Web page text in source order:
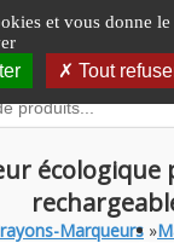
cookies
et vous donne
Tout
écologique
Marqueurs »